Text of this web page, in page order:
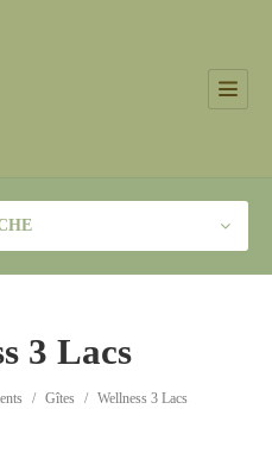
3 Lacs
/ Gîtes / Wellness 3 Lacs